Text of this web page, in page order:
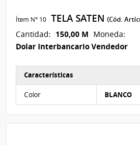
Ítem Nº 10 TELA SATEN(Cód.
Cantidad: 150,00 M Moneda:
Dolar Interbancario Vendedor
Características del Ítem Nº 19
Características
Color BLANCO